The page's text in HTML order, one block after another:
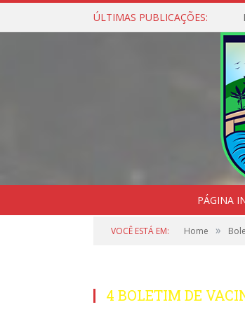
ÚLTIMAS PUBLICAÇÕES:
PÁGINA
VOCÊ ESTÁ EM: Home »
4 BOLETIM DE